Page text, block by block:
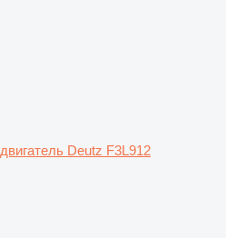
двигатель Deutz F3L912